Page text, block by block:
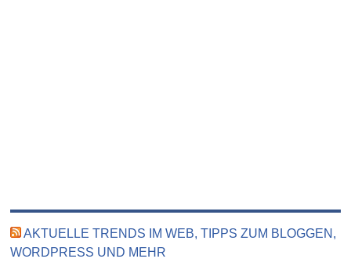
AKTUELLE TRENDS IM WEB, TIPPS ZUM BLOGGEN,
WORDPRESS UND MEHR